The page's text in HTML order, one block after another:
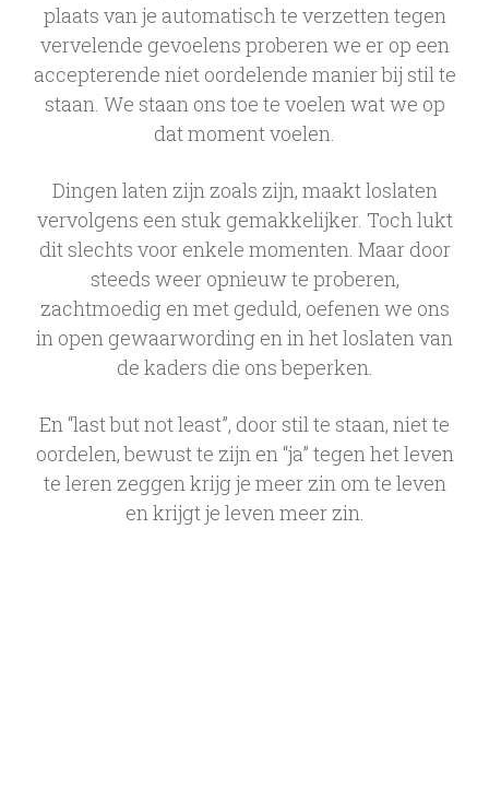
plaats van je automatisch te verzetten tegen
vervelende gevoelens proberen we er op een
accepterende niet oordelende manier bij stil te
staan. We staan ons toe te voelen wat we op
dat moment voelen.
Dingen laten zijn zoals zijn, maakt loslaten
vervolgens een stuk gemakkelijker. Toch lukt
dit slechts voor enkele momenten. Maar door
steeds weer opnieuw te proberen,
zachtmoedig en met geduld, oefenen we ons
in open gewaarwording en in het loslaten van
de kaders die ons beperken.
En “last but not least”, door stil te staan, niet te
oordelen, bewust te zijn en “ja” tegen het leven
te leren zeggen krijg je meer zin om te leven
en krijgt je leven meer zin.